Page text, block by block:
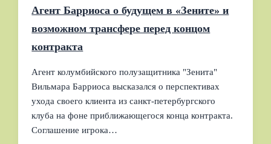
Агент Барриоса о будущем в «Зените» и
возможном трансфере перед концом
контракта
Агент колумбийского полузащитника "Зенита"
Вильмара Барриоса высказался о перспективах
ухода своего клиента из санкт-петербургского
клуба на фоне приближающегося конца контракта.
Соглашение игрока…